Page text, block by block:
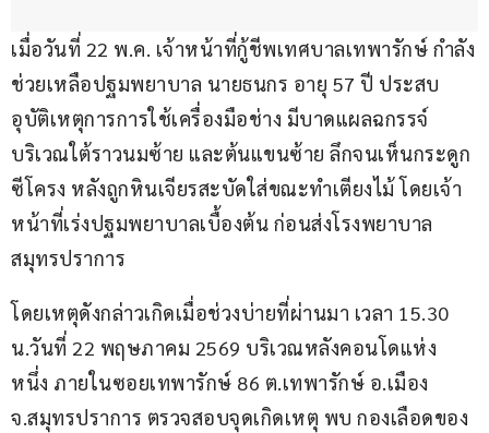
เมื่อวันที่ 22 พ.ค. เจ้าหน้าที่กู้ชีพเทศบาลเทพารักษ์ กำลัง
ช่วยเหลือปฐมพยาบาล นายธนกร อายุ 57 ปี ประสบ
อุบัติเหตุการการใช้เครื่องมือช่าง มีบาดแผลฉกรรจ์
บริเวณใต้ราวนมซ้าย และต้นแขนซ้าย ลึกจนเห็นกระดูก
ซีโครง หลังถูกหินเจียรสะบัดใส่ขณะทำเตียงไม้ โดยเจ้า
หน้าที่เร่งปฐมพยาบาลเบื้องต้น ก่อนส่งโรงพยาบาล
สมุทรปราการ
โดยเหตุดังกล่าวเกิดเมื่อช่วงบ่ายที่ผ่านมา เวลา 15.30
น.วันที่ 22 พฤษภาคม 2569 บริเวณหลังคอนโดแห่ง
หนึ่ง ภายในซอยเทพารักษ์ 86 ต.เทพารักษ์ อ.เมือง
จ.สมุทรปราการ ตรวจสอบจุดเกิดเหตุ พบ กองเลือดของ